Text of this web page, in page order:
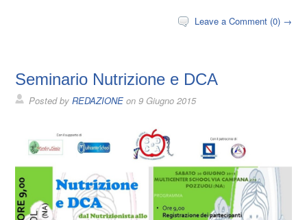
Leave a Comment (0) →
Seminario Nutrizione e DCA
Posted byREDAZIONE on9 Giugno 2015